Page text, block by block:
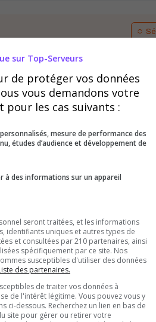
Slot 1
Tarif horaire
Slot 3
sur Top-Serveurs
de protéger vos données
vous demandons votre
pour les cas suivants :
mesure de performance des
études d’audience et développement de
à des informations sur un appareil
seront traitées, et les informations
identifiants uniques et autres types de
et consultées par 210 partenaires, ainsi
spécifiquement par ce site. Nos
susceptibles d'utiliser des données
des partenaires.
de traiter vos données à
de l'intérêt légitime. Vous pouvez vous y
ci-dessous. Recherchez un lien en bas de
site pour gérer ou retirer votre